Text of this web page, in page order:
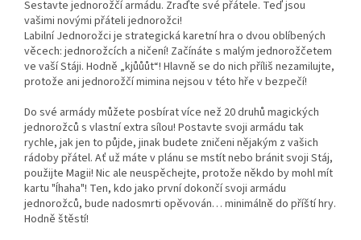
Sestavte jednorožčí armádu. Zraďte své přátele. Teď jsou
vašimi novými přáteli jednorožci!
Labilní Jednorožci je strategická karetní hra o dvou oblíbených
věcech: jednorožcích a ničení! Začínáte s malým jednorožčetem
ve vaší Stáji. Hodně „kjůůůt“! Hlavně se do nich příliš nezamilujte,
protože ani jednorožčí mimina nejsou v této hře v bezpečí!
Do své armády můžete posbírat více než 20 druhů magických
jednorožců s vlastní extra sílou! Postavte svoji armádu tak
rychle, jak jen to půjde, jinak budete zničeni nějakým z vašich
rádoby přátel. Ať už máte v plánu se mstít nebo bránit svoji Stáj,
použijte Magii! Nic ale neuspěchejte, protože někdo by mohl mít
kartu "Íhaha"! Ten, kdo jako první dokončí svoji armádu
jednorožců, bude nadosmrti opěvován… minimálně do příští hry.
Hodně štěstí!